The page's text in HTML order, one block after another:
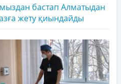
бастап Алматыдан
жету қиындайды